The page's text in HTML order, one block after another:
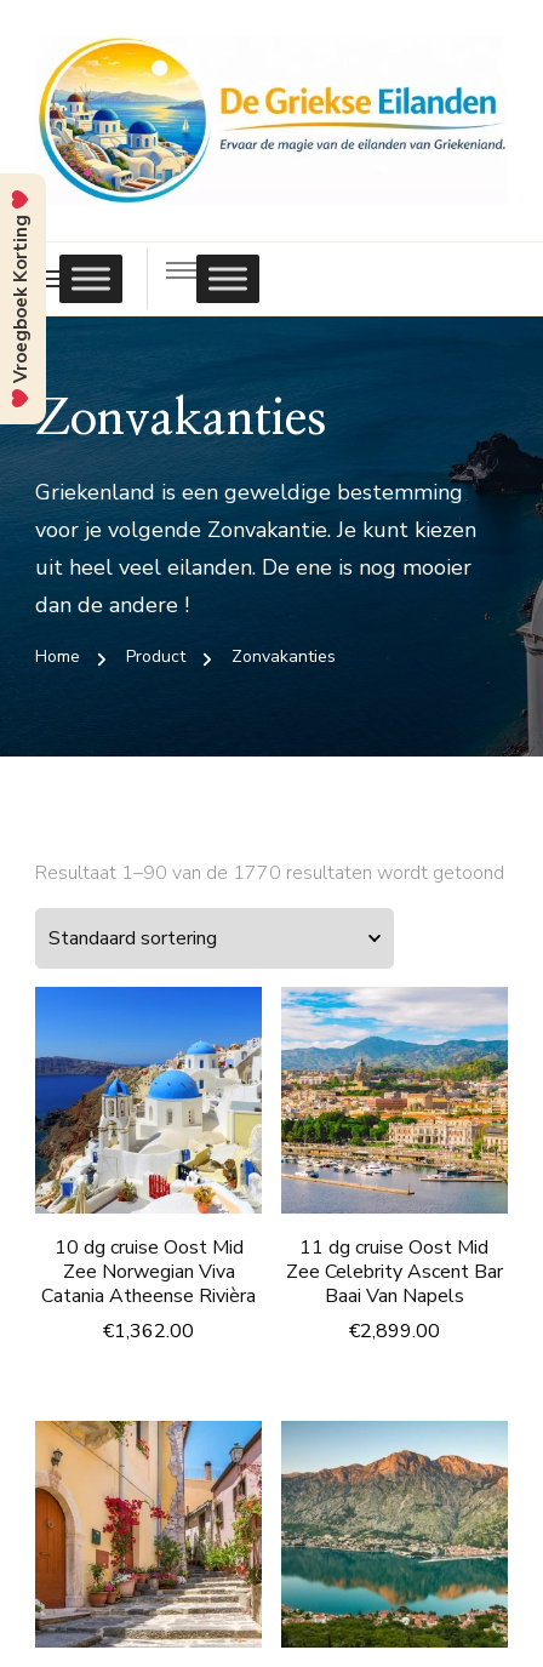
Griekse
Zonvakanties
Griekenland is een geweldige bestemming
voor je volgende Zonvakantie. Je kunt kiezen
uit heel veel eilanden. De ene is nog mooier
dan de andere !
Home Product Zonvakanties
Resultaat 1–90 van de 1770 resultaten wordt getoond
10 dg cruise Oost Mid
Zee Norwegian Viva
Catania Atheense Rivièra
€1,362.00
11 dg cruise Oost Mid
Zee Celebrity Ascent Bar
Baai Van Napels
€2,899.00
Vroegboek Korting